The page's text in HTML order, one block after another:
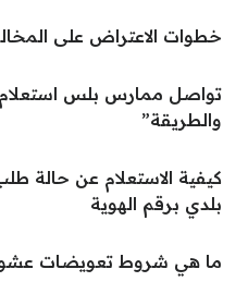
خطوات الاعتراض على
والطريقة”
كيفية الاستعلام عن حالة
بلدي برقم الهوية
ما هي شروط تعويضات